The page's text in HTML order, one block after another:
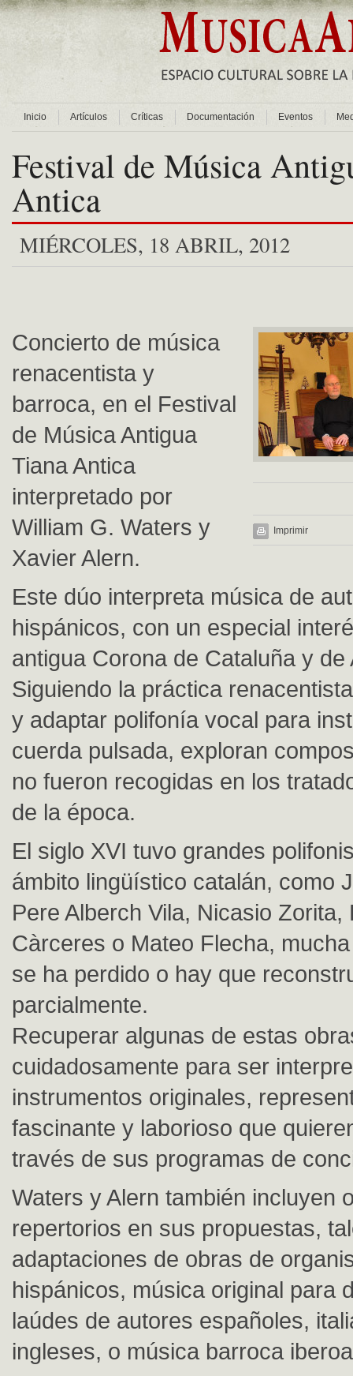
Inicio Artículos Críticas Documentación Eventos
Festival de Música
Antica
MIÉRCOLES, 18 ABRIL, 2012
Imprimir
Concierto de música
renacentista y
barroca, en el Festival
de Música Antigua
Tiana Antica
interpretado por
William G. Waters y
Xavier Alern.
Este dúo interpreta música de
hispánicos, con un especial
antigua Corona de Cataluña y de
Siguiendo la práctica
y adaptar polifonía vocal para
cuerda pulsada, exploran
no fueron recogidas en los
de la época.
El siglo XVI tuvo grandes
ámbito lingüístico catalán, como
Pere Alberch Vila, Nicasio Zorita,
Càrceres o Mateo Flecha,
se ha perdido o hay que
parcialmente.
Recuperar algunas de estas
cuidadosamente para ser
instrumentos originales,
fascinante y laborioso que
través de sus programas de
Waters y Alern también incluyen
repertorios en sus propuestas,
adaptaciones de obras de
hispánicos, música original para
laúdes de autores españoles,
ingleses, o música barroca